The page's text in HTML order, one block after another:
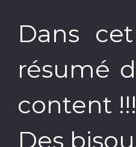
Dans
résumé
content !!!
Des